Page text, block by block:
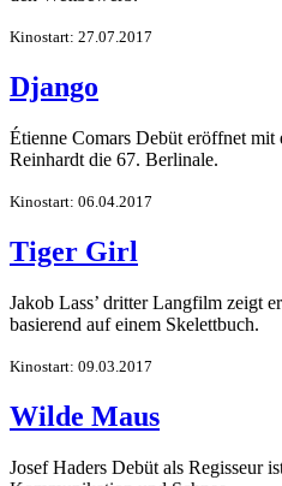
Kinostart: 27.07.2017
Django
Étienne Comars Debüt eröffnet mit
Reinhardt die 67. Berlinale.
Kinostart: 06.04.2017
Tiger Girl
Jakob Lass’ dritter Langfilm zeigt
basierend auf einem Skelettbuch.
Kinostart: 09.03.2017
Wilde Maus
Josef Haders Debüt als Regisseur